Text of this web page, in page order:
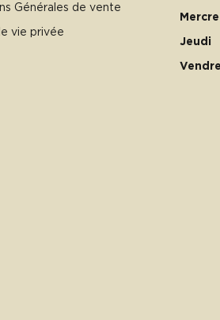
Générales de vente
vie privée
Jeudi